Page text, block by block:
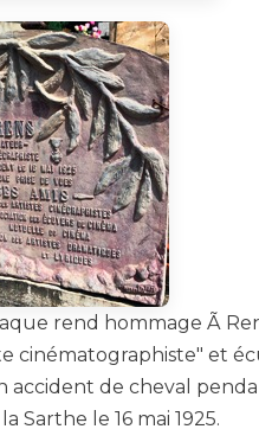
rend hommage Ã
cinématographiste" et
accident de cheval
Sarthe le 16 mai 1925.